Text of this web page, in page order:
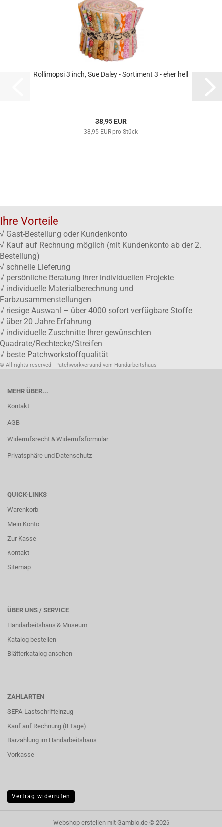
Rollimopsi 3 inch, Sue Daley - Sortiment 3 - eher hell
38,95 EUR
38,95 EUR pro Stück
Ihre Vorteile
√ Gast-Bestellung oder Kundenkonto
√ Kauf auf Rechnung möglich (mit Kundenkonto ab der 2.
Bestellung)
√ schnelle Lieferung
√ persönliche Beratung Ihrer individuellen Projekte
√ individuelle Materialberechnung und
Farbzusammenstellungen
√ riesige Auswahl – über 4000 sofort verfügbare Stoffe
√ über 20 Jahre Erfahrung
√ individuelle Zuschnitte Ihrer gewünschten
Quadrate/Rechtecke/Streifen
√ beste Patchworkstoffqualität
© All rights reserved - Patchworkversand vom Handarbeitshaus
MEHR ÜBER...
Kontakt
AGB
Widerrufsrecht & Widerrufsformular
Privatsphäre und Datenschutz
QUICK-LINKS
Warenkorb
Mein Konto
Zur Kasse
Kontakt
Sitemap
ÜBER UNS / SERVICE
Handarbeitshaus & Museum
Katalog bestellen
Blätterkatalog ansehen
ZAHLARTEN
SEPA-Lastschrifteinzug
Kauf auf Rechnung (8 Tage)
Barzahlung im Handarbeitshaus
Vorkasse
Vertrag widerrufen
Webshop erstellenmit Gambio.de © 2026